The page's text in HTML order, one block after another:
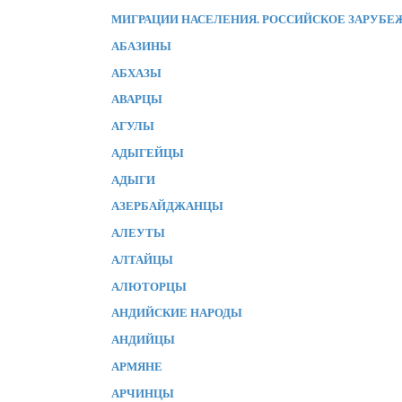
МИГРАЦИИ НАСЕЛЕНИЯ. РОССИЙСКОЕ
АБАЗИНЫ
АБХАЗЫ
АВАРЦЫ
АГУЛЫ
АДЫГЕЙЦЫ
АДЫГИ
АЗЕРБАЙДЖАНЦЫ
АЛЕУТЫ
АЛТАЙЦЫ
АЛЮТОРЦЫ
АНДИЙСКИЕ НАРОДЫ
АНДИЙЦЫ
АРМЯНЕ
АРЧИНЦЫ